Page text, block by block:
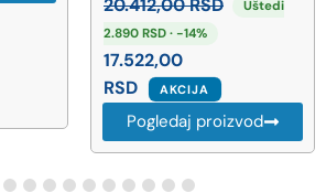
20.412,00RSD
Uštedi
2.890 RSD · -14%
17.522,00
RSD
AKCIJA
Pogledaj proizvod